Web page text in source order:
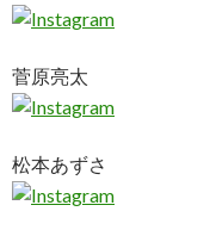
菅原亮太
松本あずさ